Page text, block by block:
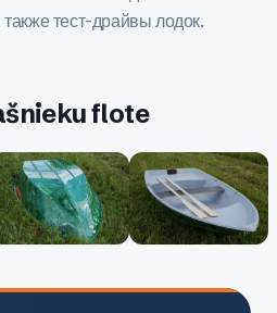
тест-драйвы лодок.
flote